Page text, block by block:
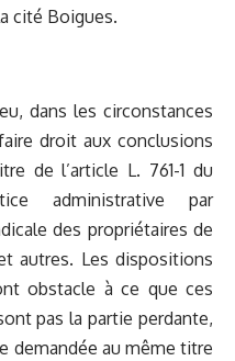
cité Boigues.
dans les circonstances
droit aux conclusions
de l’article L. 761-1 du
administrative par
des propriétaires de
autres. Les dispositions
obstacle à ce que ces
pas la partie perdante,
demandée au même titre